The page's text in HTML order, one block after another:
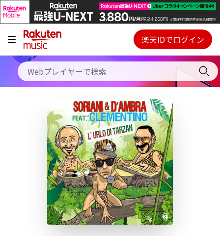
キャンペーン
料金プラン
使い方
初回30日間無料お試し
Webプレイヤー
ご契約内容の確認・変更
楽天IDでログイン